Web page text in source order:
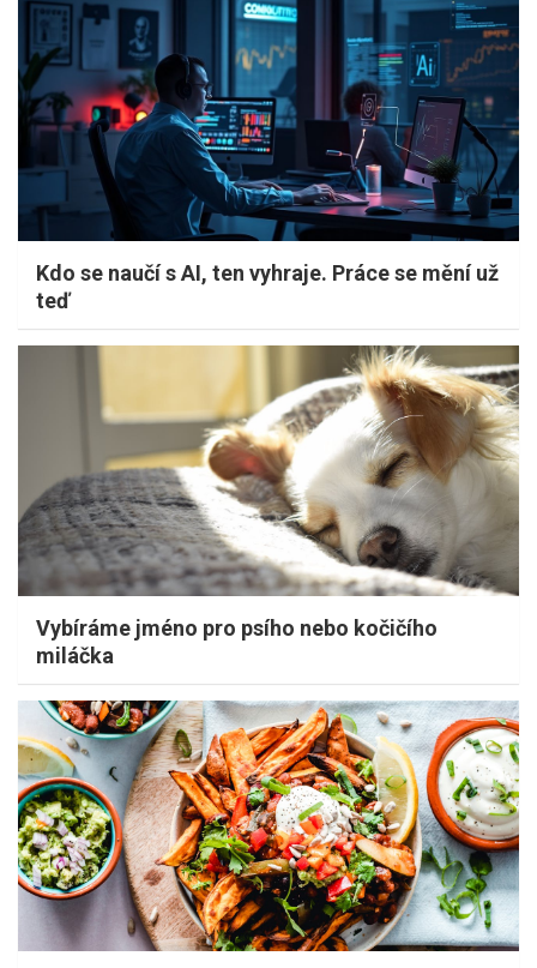
Kdo se naučí s AI, ten vyhraje. Práce se mění už
teď
Vybíráme jméno pro psího nebo kočičího
miláčka